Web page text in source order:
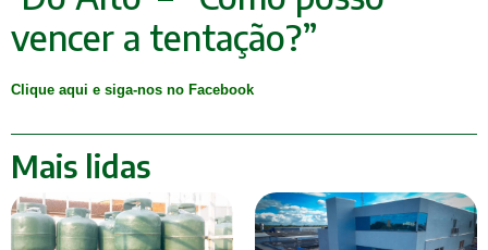
vencer a tentação?”
Clique aqui e siga-nos no Facebook
Mais lidas